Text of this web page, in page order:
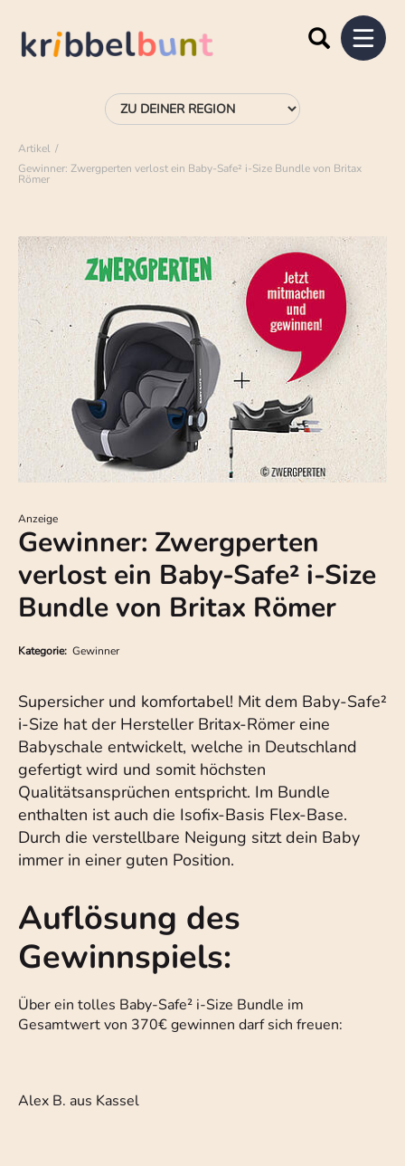
Artikel
Gewinner: Zwergperten verlost ein Baby-Safe² i-Size Bundle von Britax
Römer
Anzeige
Gewinner: Zwergperten
verlost ein Baby-Safe² i-Size
Bundle von Britax Römer
Kategorie: Gewinner
Supersicher und komfortabel! Mit dem Baby-Safe²
i-Size hat der Hersteller Britax-Römer eine
Babyschale entwickelt, welche in Deutschland
gefertigt wird und somit höchsten
Qualitätsansprüchen entspricht. Im Bundle
enthalten ist auch die Isofix-Basis Flex-Base.
Durch die verstellbare Neigung sitzt dein Baby
immer in einer guten Position.
Auflösung des
Gewinnspiels:
Über ein tolles Baby-Safe² i-Size Bundle im
Gesamtwert von 370€ gewinnen darf sich freuen:
Alex B. aus Kassel